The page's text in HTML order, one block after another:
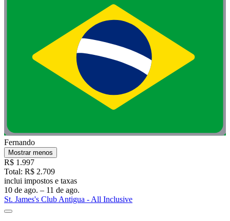
Fernando
Mostrar menos
R$ 1.997
Total: R$ 2.709
inclui impostos e taxas
10 de ago. – 11 de ago.
St. James's Club Antigua - All Inclusive